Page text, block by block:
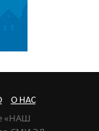
О НАС
«НАШ